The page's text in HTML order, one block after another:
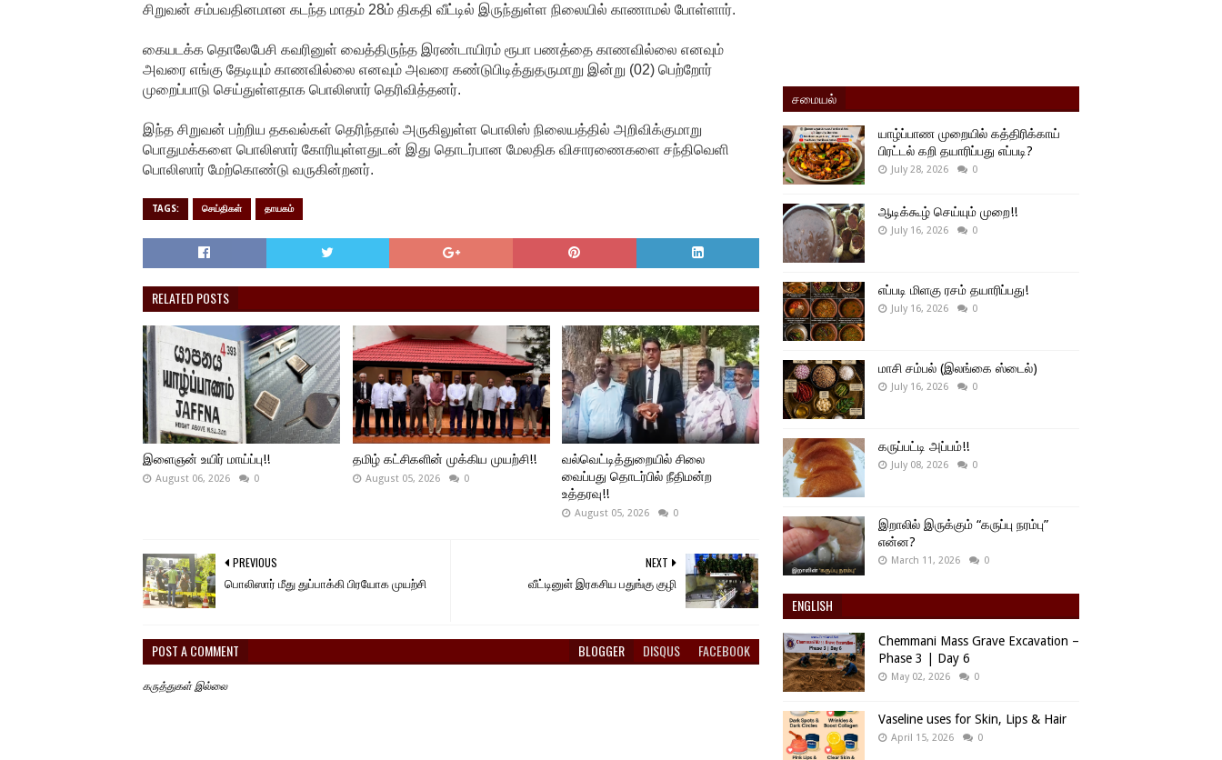
சிறுவன் சம்பவதினமான கடந்த மாதம் 28ம் திகதி வீட்டில் இருந்துள்ள நிலையில் காணாமல் போள்ளார்.
கையடக்க தொலேபேசி கவரினுள் வைத்திருந்த இரண்டாயிரம் ரூபா பணத்தை காணவில்லை எனவும்
அவரை எங்கு தேடியும் காணவில்லை எனவும் அவரை கண்டுபிடித்துதருமாறு இன்று (02) பெற்றோர்
முறைப்பாடு செய்துள்ளதாக பொலிஸார் தெரிவித்தனர்.
இந்த சிறுவன் பற்றிய தகவல்கள் தெரிந்தால் அருகிலுள்ள பொலிஸ் நிலையத்தில் அறிவிக்குமாறு
பொதுமக்களை பொலிஸார் கோரியுள்ளதுடன் இது தொடர்பான மேலதிக விசாரணைகளை சந்திவெளி
பொலிஸார் மேற்கொண்டு வருகின்றனர்.
TAGS: செய்திகள் தாயகம்
RELATED POSTS
இளைஞன் உயிர் மாய்ப்பு!!
August 06, 2026 0
தமிழ் கட்சிகளின் முக்கிய முயற்சி!!
August 05, 2026 0
வல்வெட்டித்துறையில் சிலை
வைப்பது தொடர்பில் நீதிமன்ற
உத்தரவு!!
August 05, 2026 0
NEXT
வீட்டினுள் இரகசிய பதுங்கு குழி
PREVIOUS
பொலிஸார் மீது துப்பாக்கி பிரயோக முயற்சி
POST A COMMENT BLOGGER DISQUS FACEBOOK
கருத்துகள் இல்லை
சமையல்
யாழ்ப்பாண முறையில் கத்திரிக்காய்
பிரட்டல் கறி தயாரிப்பது எப்படி?
July 28, 2026 0
ஆடிக்கூழ் செய்யும் முறை!!
July 16, 2026 0
எப்படி மிளகு ரசம் தயாரிப்பது!
July 16, 2026 0
மாசி சம்பல் (இலங்கை ஸ்டைல்)
July 16, 2026 0
கருப்பட்டி அப்பம்!!
July 08, 2026 0
இறாலில் இருக்கும் “கருப்பு நரம்பு”
என்ன?
March 11, 2026 0
ENGLISH
Chemmani Mass Grave Excavation –
Phase 3 | Day 6
May 02, 2026 0
Vaseline uses for Skin, Lips & Hair
April 15, 2026 0